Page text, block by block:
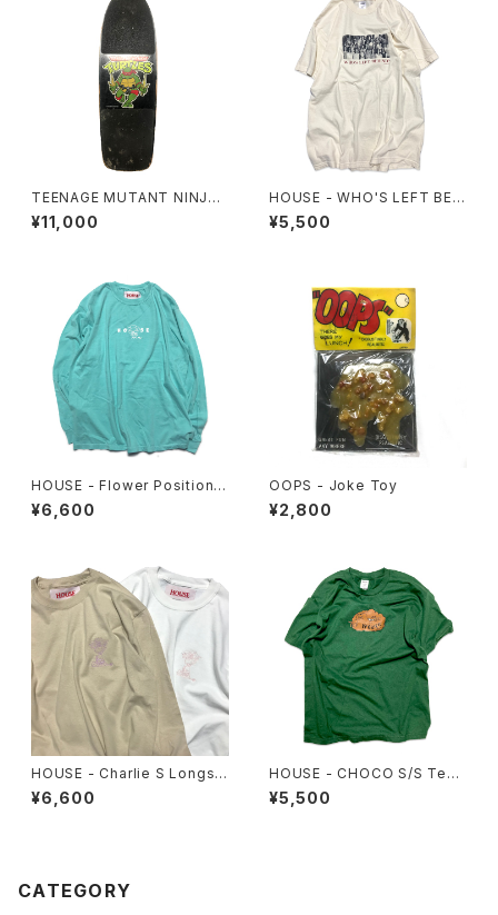
TEENAGE MUTANT NINJA
TURTLES - Complete Skat
eboard Deck
¥11,000
HOUSE - WHO'S LEFT BEH
IND? Tee
¥5,500
HOUSE - Flower Position L
ongsleeve. Mint
¥6,600
OOPS - Joke Toy
¥2,800
HOUSE - Charlie S Longsle
eve Tee
¥6,600
HOUSE - CHOCO S/S Tee.
Forest Green
¥5,500
CATEGORY